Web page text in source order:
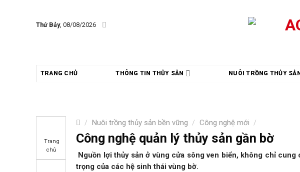
Thứ Bảy, 08/08/2026
TRANG CHỦ THÔNG TIN THỦY SẢN NUÔI TRỒNG THỦY SẢN
/ Nuôi trồng thủy sản bền vững / Công nghệ mới /
Trang
chủ
Công nghệ quản lý thủy sản gần bờ
Nguồn lợi thủy sản ở vùng cửa sông ven biển, không chỉ
trọng của các hệ sinh thái vùng bờ.